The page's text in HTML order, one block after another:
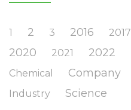
1 2 3 2016 2017
2020 2021 2022
Chemical Company
Industry Science